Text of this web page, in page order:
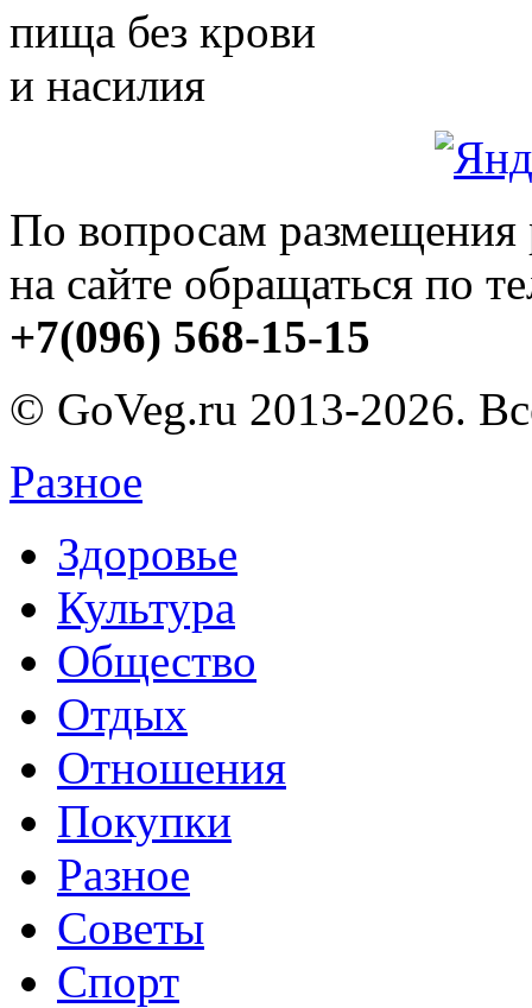
пища без крови
и насилия
По вопросам размещения
на сайте обращаться по
+7(096) 568-15-15
© GoVeg.ru 2013-2026.
Разное
Здоровье
Культура
Общество
Отдых
Отношения
Покупки
Разное
Советы
Спорт